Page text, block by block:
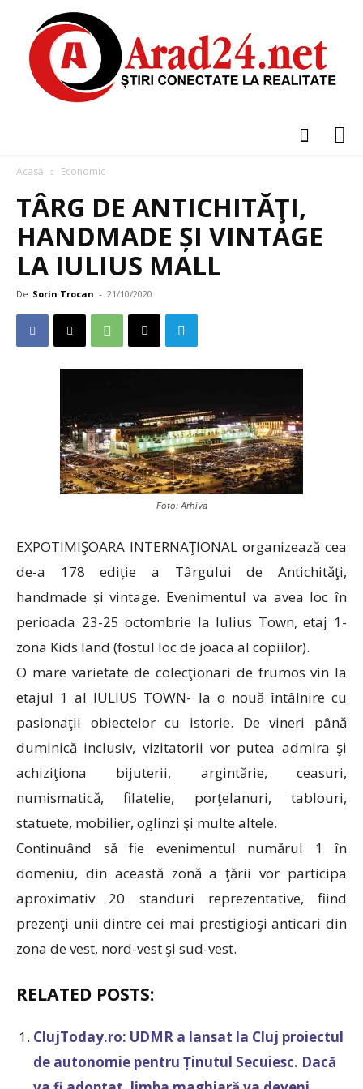
Acasă Economic
TÂRG DE ANTICHITĂŢI,
HANDMADE ȘI VINTAGE
LA IULIUS MALL
De Sorin Trocan - 21/10/2020
Foto: Arhiva
EXPOTIMIŞOARA INTERNAŢIONAL organizează cea
de-a 178 ediție a Târgului de Antichităţi,
handmade și vintage. Evenimentul va avea loc în
perioada 23-25 octombrie la Iulius Town, etaj 1-
zona Kids land (fostul loc de joaca al copiilor).
O mare varietate de colecţionari de frumos vin la
etajul 1 al IULIUS TOWN- la o nouă întâlnire cu
pasionaţii obiectelor cu istorie. De vineri până
duminică inclusiv, vizitatorii vor putea admira şi
achiziţiona bijuterii, argintărie, ceasuri,
numismatică, filatelie, porţelanuri, tablouri,
statuete, mobilier, oglinzi şi multe altele.
Continuând să fie evenimentul numărul 1 în
domeniu, din această zonă a ţării vor participa
aproximativ 20 standuri reprezentative, fiind
prezenţi unii dintre cei mai prestigioşi anticari din
zona de vest, nord-vest şi sud-vest.
RELATED POSTS:
ClujToday.ro: UDMR a lansat la Cluj proiectul
de autonomie pentru Ținutul Secuiesc. Dacă